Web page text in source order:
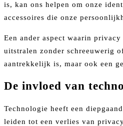
is, kan ons helpen om onze
accessoires die onze
Een ander aspect waarin
uitstralen zonder schreeuwerig
aantrekkelijk is, maar ook een
De invloed van
Technologie heeft een
leiden tot een verlies van